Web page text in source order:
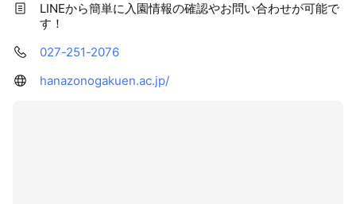
LINEから簡単に入園情報の確認やお問い合わせが可能で
す！
027-251-2076
hanazonogakuen.ac.jp/